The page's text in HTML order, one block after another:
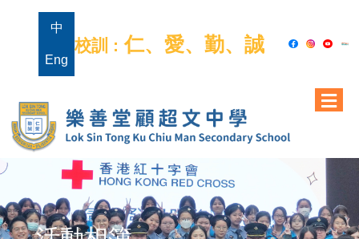
中
Eng
校訓 : 仁、愛、勤、誠